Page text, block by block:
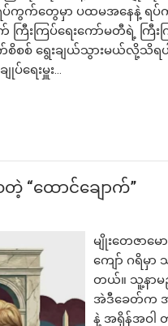
ယ့် ရပ်ကွက်​တွေမှာ ပထမအ​နေ
ာက် ကြီးကြပ်ရေးကော်မတီရဲ့
စ် ရွေးချယ်သွားမယ်လို့သိရ
ရေးမှူး…
“ထောင်ချောက်”
မျိုးတေဇာမေ
ကျော် ဂရိမှ
တယ်။ သူ့နာမ
အဲဒီခေတ်က အင်
နဲ့ အရှိန်အဝါ